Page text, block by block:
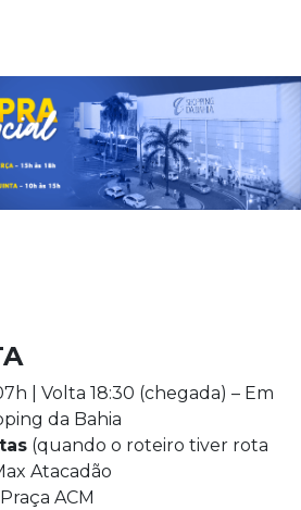
| Volta 18:30 (chegada) – Em
da Bahia
(quando o roteiro tiver rota
Atacadão
ACM